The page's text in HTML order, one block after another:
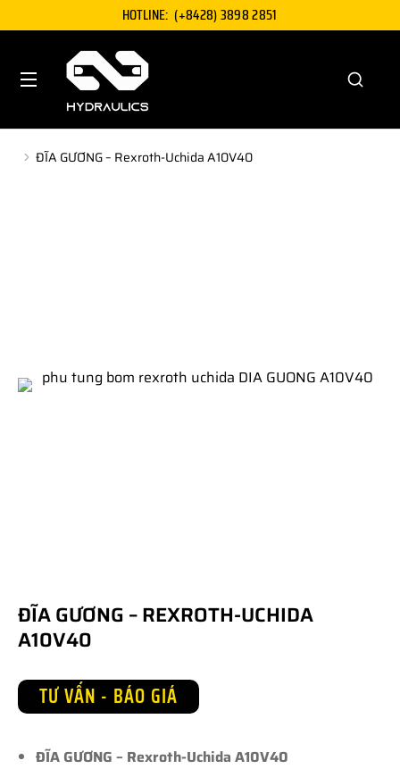
HOTLINE: (+8428) 3898 2851
You are here:
ĐĨA GƯƠNG – Rexroth-Uchida A10V40
ĐĨA GƯƠNG – REXROTH-UCHIDA
A10V40
TƯ VẤN - BÁO GIÁ
ĐĨA GƯƠNG – Rexroth-Uchida A10V40